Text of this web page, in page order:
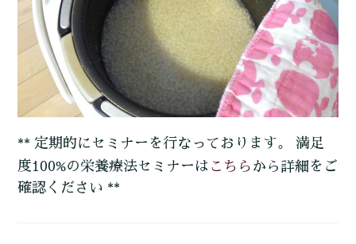
** 定期的にセミナーを行なっております。 満足
度100%の栄養療法セミナーは こちら から詳細をご
確認ください **